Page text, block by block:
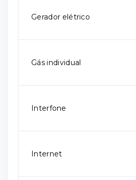
Gerador elétrico
Gás individual
Interfone
Internet